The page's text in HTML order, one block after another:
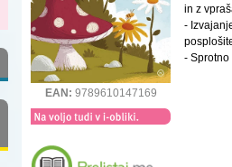
EAN: 9789610147169
in z
-
- Sprotno